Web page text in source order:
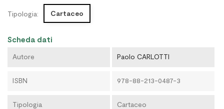
Tipologia: Cartaceo
Scheda dati
Autore Paolo CARLOTTI
ISBN 978-88-213-0487-3
Tipologia Cartaceo